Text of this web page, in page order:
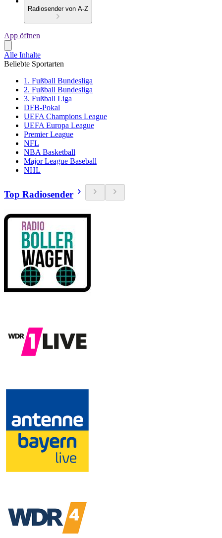
Radiosender von A-Z
App öffnen
Alle Inhalte
Beliebte Sportarten
1. Fußball Bundesliga
2. Fußball Bundesliga
3. Fußball Liga
DFB-Pokal
UEFA Champions League
UEFA Europa League
Premier League
NFL
NBA Basketball
Major League Baseball
NHL
Top Radiosender